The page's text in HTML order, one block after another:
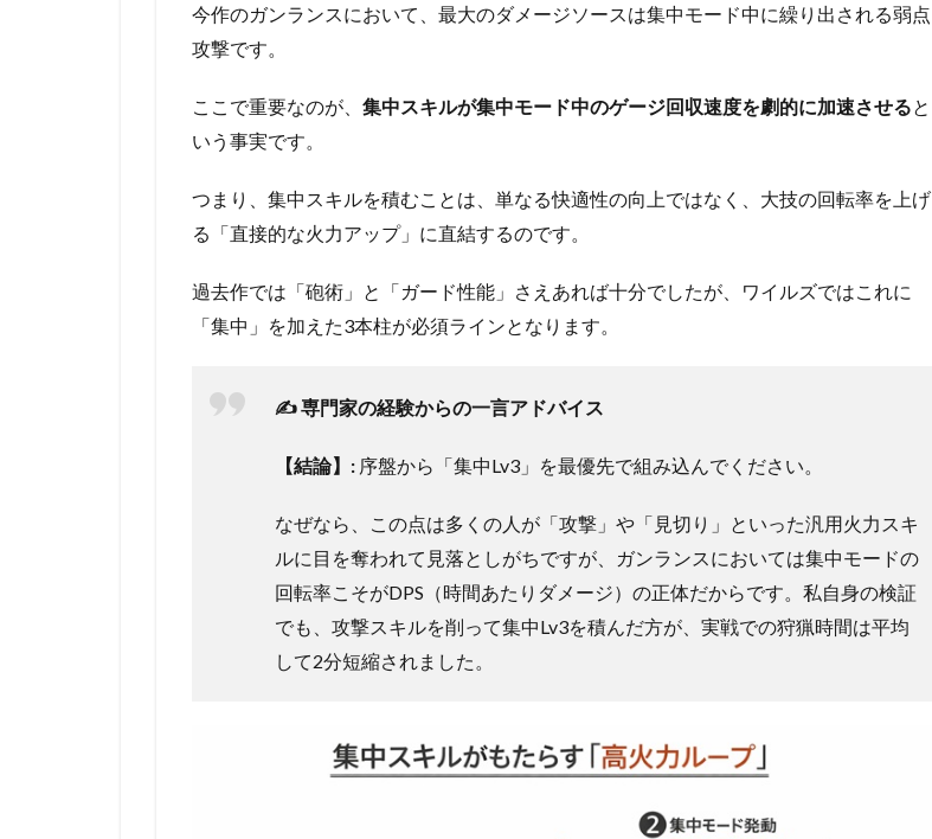
今作のガンランスにおいて、最大のダメージソースは集中モード中に繰り出される弱点
攻撃です。
ここで重要なのが、 集中スキルが集中モード中のゲージ回収速度を劇的に加速させる と
いう事実です。
つまり、集中スキルを積むことは、単なる快適性の向上ではなく、大技の回転率を上げ
る「直接的な火力アップ」に直結するのです。
過去作では「砲術」と「ガード性能」さえあれば十分でしたが、ワイルズではこれに
「集中」を加えた3本柱が必須ラインとなります。
✍️ 専門家の経験からの一言アドバイス
【結論】: 序盤から「集中Lv3」を最優先で組み込んでください。
なぜなら、この点は多くの人が「攻撃」や「見切り」といった汎用火力スキ
ルに目を奪われて見落としがちですが、ガンランスにおいては集中モードの
回転率こそがDPS（時間あたりダメージ）の正体だからです。私自身の検証
でも、攻撃スキルを削って集中Lv3を積んだ方が、実戦での狩猟時間は平均
して2分短縮されました。